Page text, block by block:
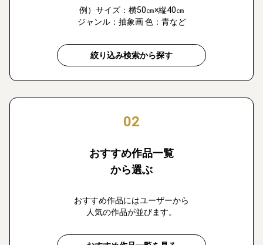
例）サイズ：横50㎝×縦40㎝
ジャンル：抽象画 色：青など
絞り込み検索から探す
02
おすすめ作品一覧
から選ぶ
おすすめ作品にはユーザーから
人気の作品が並びます。